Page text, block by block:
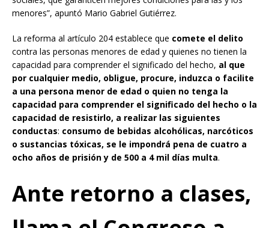
menores”, apuntó Mario Gabriel Gutiérrez.
La reforma al artículo 204 establece que comete el delito
contra las personas menores de edad y quienes no tienen la
capacidad para comprender el significado del hecho, al que
por cualquier medio, obligue, procure, induzca o facilite
a una persona menor de edad o quien no tenga la
capacidad para comprender el significado del hecho o la
capacidad de resistirlo, a realizar las siguientes
conductas: consumo de bebidas alcohólicas, narcóticos
o sustancias tóxicas, se le impondrá pena de cuatro a
ocho años de prisión y de 500 a 4 mil días multa.
Ante retorno a clases,